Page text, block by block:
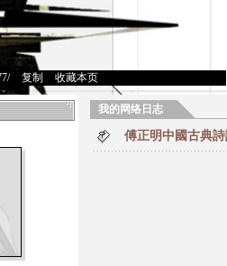
> 复制 收藏本页
我的网络日志
傅正明中國古典